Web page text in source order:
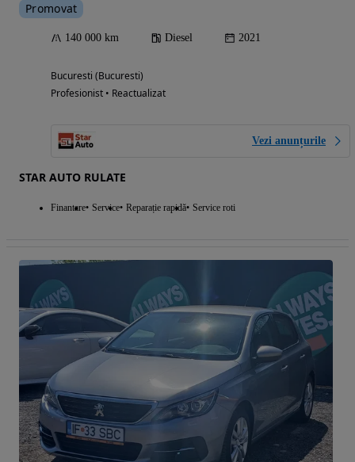
Promovat
140 000 km Diesel 2021
Bucuresti (Bucuresti)
Profesionist • Reactualizat
Vezi anunțurile
STAR AUTO RULATE
Finantare Service Reparație rapidă Service roti